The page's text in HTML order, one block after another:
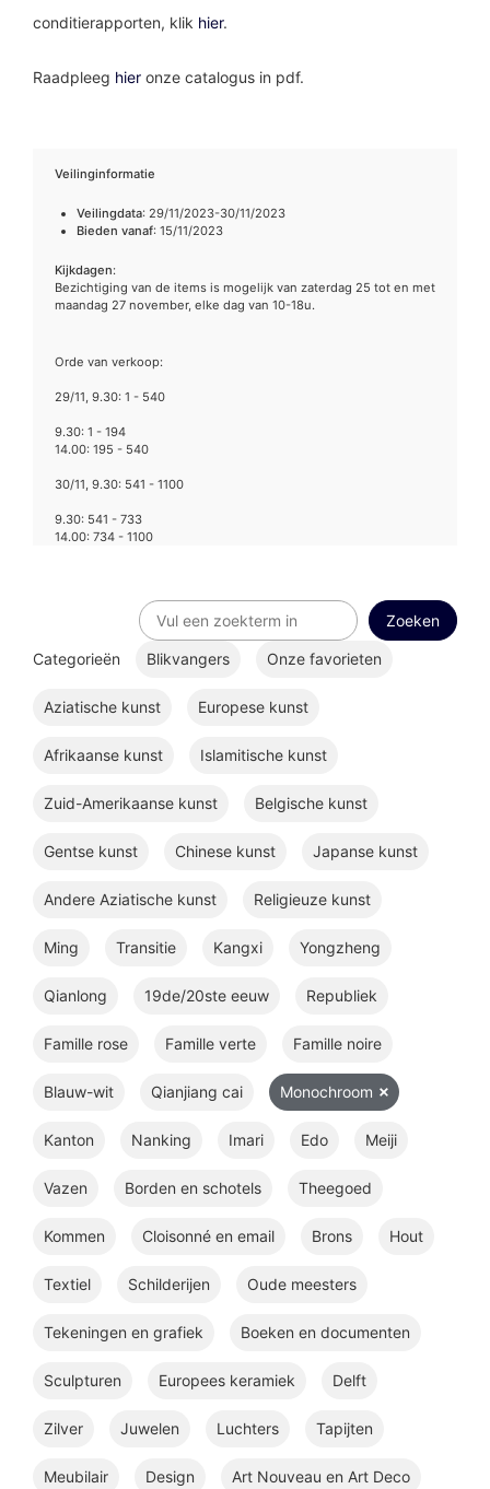
conditierapporten, klik hier.
Raadpleeg hier onze catalogus in pdf.
Veilinginformatie
Veilingdata: 29/11/2023-30/11/2023
Bieden vanaf: 15/11/2023
Kijkdagen:
Bezichtiging van de items is mogelijk van zaterdag 25 tot en met
maandag 27 november, elke dag van 10-18u.
Orde van verkoop:
29/11, 9.30: 1 - 540
9.30: 1 - 194
14.00: 195 - 540
30/11, 9.30: 541 - 1100
9.30: 541 - 733
14.00: 734 - 1100
Categorieën Blikvangers Onze favorieten
Aziatische kunst Europese kunst
Afrikaanse kunst Islamitische kunst
Zuid-Amerikaanse kunst Belgische kunst
Gentse kunst Chinese kunst Japanse kunst
Andere Aziatische kunst Religieuze kunst
Ming Transitie Kangxi Yongzheng
Qianlong 19de/20ste eeuw Republiek
Famille rose Famille verte Famille noire
Blauw-wit Qianjiang cai Monochroom
Kanton Nanking Imari Edo Meiji
Vazen Borden en schotels Theegoed
Kommen Cloisonné en email Brons Hout
Textiel Schilderijen Oude meesters
Tekeningen en grafiek Boeken en documenten
Sculpturen Europees keramiek Delft
Zilver Juwelen Luchters Tapijten
Meubilair Design Art Nouveau en Art Deco